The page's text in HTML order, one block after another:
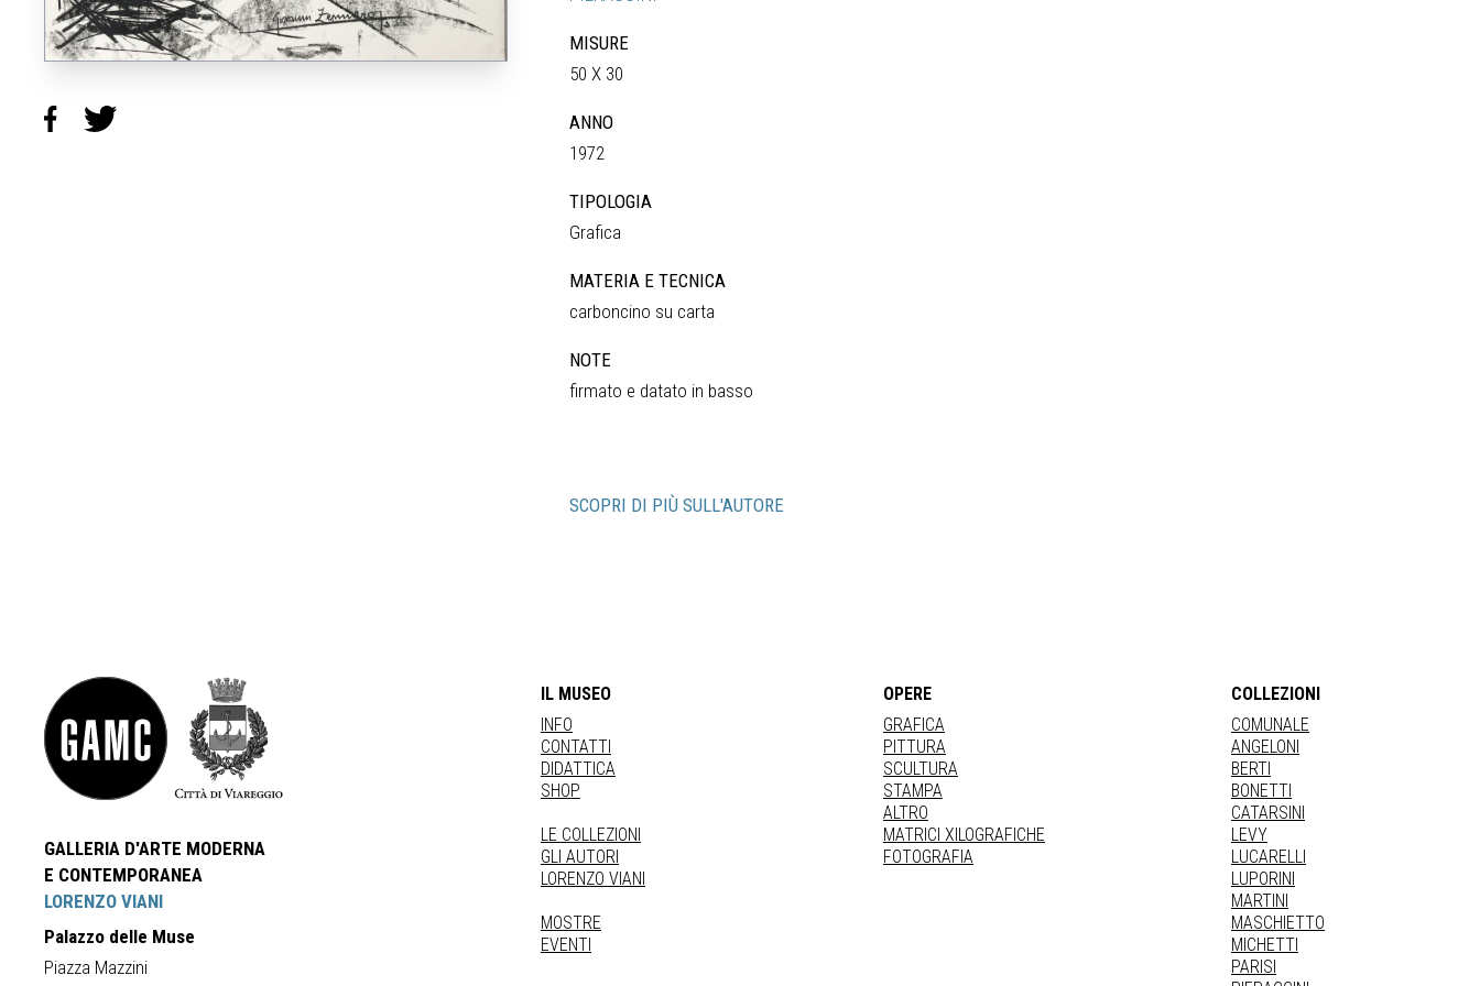
MISURE
50 X 30
ANNO
1972
TIPOLOGIA
Grafica
MATERIA E TECNICA
carboncino su carta
NOTE
firmato e datato in basso
SCOPRI DI PIÙ SULL'AUTORE
GALLERIA D'ARTE MODERNA
E CONTEMPORANEA
LORENZO VIANI
Palazzo delle Muse
Piazza Mazzini
IL MUSEO
INFO
CONTATTI
DIDATTICA
SHOP
LE COLLEZIONI
GLI AUTORI
LORENZO VIANI
MOSTRE
EVENTI
OPERE
GRAFICA
PITTURA
SCULTURA
STAMPA
ALTRO
MATRICI XILOGRAFICHE
FOTOGRAFIA
COLLEZIONI
COMUNALE
ANGELONI
BERTI
BONETTI
CATARSINI
LEVY
LUCARELLI
LUPORINI
MARTINI
MASCHIETTO
MICHETTI
PARISI